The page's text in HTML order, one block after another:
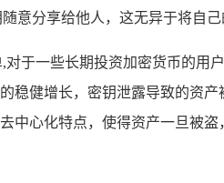
意分享给他人，这无异于将自
于一些长期投资加密货币的
健增长，密钥泄露导致的资
中心化特点，使得资产一旦被